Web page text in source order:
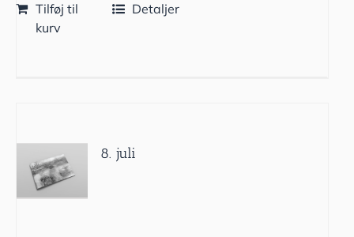
Tilføj til
kurv
Detaljer
8. juli